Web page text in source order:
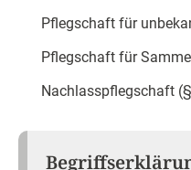
Pflegschaft für
Pflegschaft für
Nachlasspflegschaft